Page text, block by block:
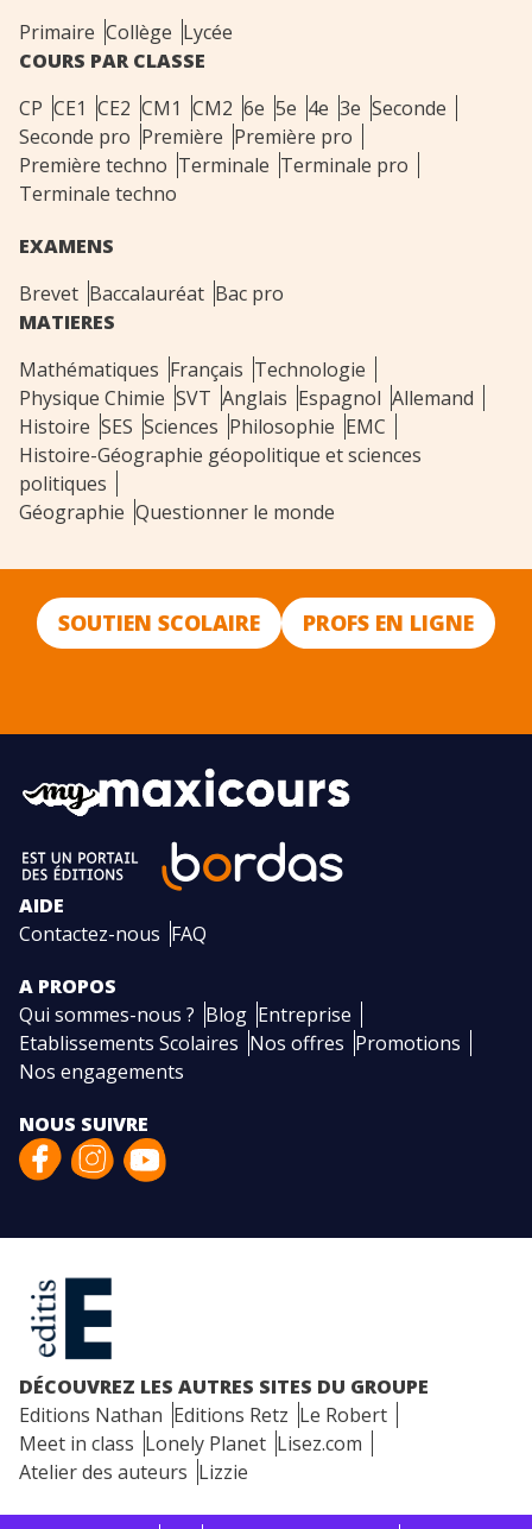
Primaire Collège Lycée
COURS PAR CLASSE
CP CE1 CE2 CM1 CM2 6e 5e 4e 3e Seconde
Seconde pro Première Première pro
Première techno Terminale Terminale pro
Terminale techno
EXAMENS
Brevet Baccalauréat Bac pro
MATIERES
Mathématiques Français Technologie
Physique Chimie SVT Anglais Espagnol Allemand
Histoire SES Sciences Philosophie EMC
Histoire-Géographie géopolitique et sciences
politiques
Géographie Questionner le monde
SOUTIEN SCOLAIRE PROFS EN LIGNE
AIDE
Contactez-nous FAQ
A PROPOS
Qui sommes-nous ? Blog Entreprise
Etablissements Scolaires Nos offres Promotions
Nos engagements
NOUS SUIVRE
DÉCOUVREZ LES AUTRES SITES DU GROUPE
Editions Nathan Editions Retz Le Robert
Meet in class Lonely Planet Lisez.com
Atelier des auteurs Lizzie